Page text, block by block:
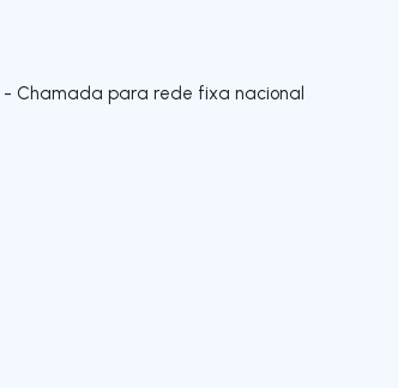
- Chamada para rede fixa nacional